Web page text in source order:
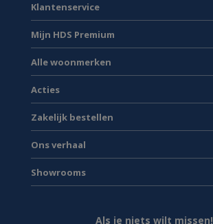
Klantenservice
Mijn HDS Premium
Alle woonmerken
Acties
Zakelijk bestellen
Ons verhaal
Showrooms
Als je niets wilt missen!